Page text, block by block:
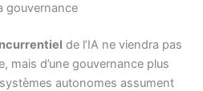
gouvernance
de l’IA ne viendra pas
mais d’une gouvernance plus
autonomes assument